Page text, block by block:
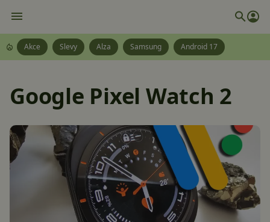
Akce Slevy Alza Samsung Android 17
Google Pixel Watch 2